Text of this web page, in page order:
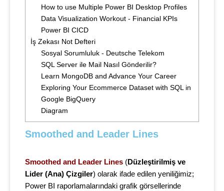
How to use Multiple Power BI Desktop Profiles
Data Visualization Workout - Financial KPIs
Power BI CICD
İş Zekası Not Defteri
Sosyal Sorumluluk - Deutsche Telekom
SQL Server ile Mail Nasıl Gönderilir?
Learn MongoDB and Advance Your Career
Exploring Your Ecommerce Dataset with SQL in
Google BigQuery
Diagram
Smoothed and Leader Lines
Smoothed and Leader Lines (Düzleştirilmiş ve
Lider (Ana) Çizgiler) olarak ifade edilen yeniliğimiz;
Power BI raporlamalarındaki grafik görsellerinde